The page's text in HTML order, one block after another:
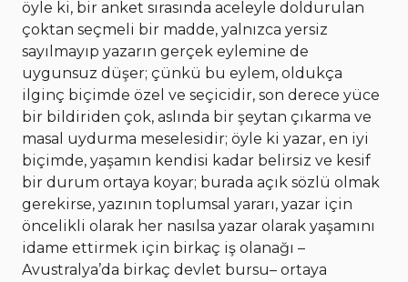
öyle ki, bir anket sırasında aceleyle doldurulan
çoktan seçmeli bir madde, yalnızca yersiz
sayılmayıp yazarın gerçek eylemine de
uygunsuz düşer; çünkü bu eylem, oldukça
ilginç biçimde özel ve seçicidir, son derece yüce
bir bildiriden çok, aslında bir şeytan çıkarma ve
masal uydurma meselesidir; öyle ki yazar, en iyi
biçimde, yaşamın kendisi kadar belirsiz ve kesif
bir durum ortaya koyar; burada açık sözlü olmak
gerekirse, yazının toplumsal yararı, yazar için
öncelikli olarak her nasılsa yazar olarak yaşamını
idame ettirmek için birkaç iş olanağı –
Avustralya’da birkaç devlet bursu– ortaya